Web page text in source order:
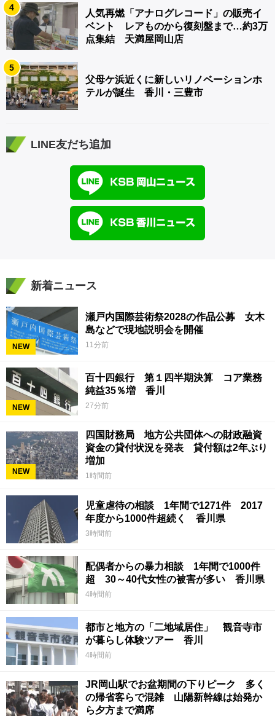
4
人気再燃「アナログレコード」の販売イ
ベント レアものから復刻盤まで…約3万
点集結 天満屋岡山店
5
父母ケ浜近くに新しいリノベーションホ
テルが誕生 香川・三豊市
LINE友だち追加
新着ニュース
NEW
瀬戸内国際芸術祭2028の作品公募 女木
島などで現地説明会を開催
11分前
NEW
百十四銀行 第１四半期決算 コア業務
純益35％増 香川
27分前
NEW
四国財務局 地方公共団体への財政融資
資金の貸付状況を発表 貸付額は2年ぶり
増加
1時間前
児童虐待の相談 1年間で1271件 2017
年度から1000件超続く 香川県
3時間前
配偶者からの暴力相談 1年間で1000件
超 30～40代女性の被害が多い 香川県
4時間前
都市と地方の「二地域居住」 観音寺市
が暮らし体験ツアー 香川
4時間前
JR岡山駅でお盆期間の下りピーク 多く
の帰省客らで混雑 山陽新幹線は始発か
ら夕方まで満席